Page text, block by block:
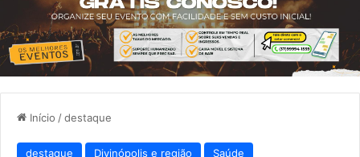
Início /destaque
destaque Divinópolis e região Saúde